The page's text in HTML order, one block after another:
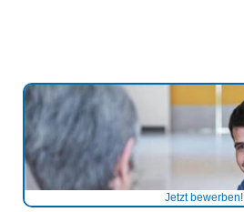
Jetzt bewerben!